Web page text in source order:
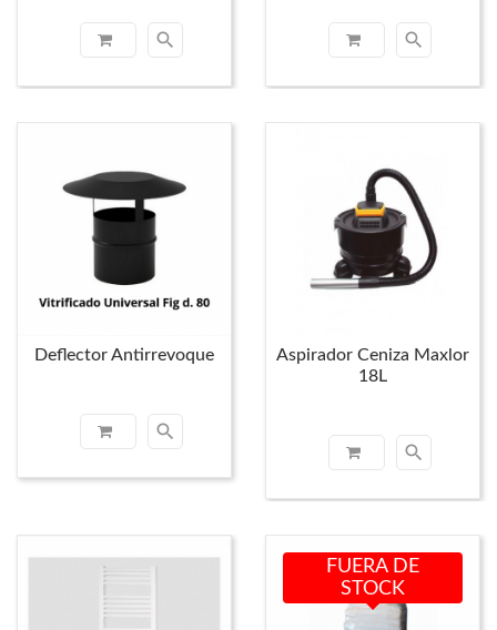
search search
Deflector Antirrevoque
search
Aspirador Ceniza Maxlor
18L
search
FUERA DE
STOCK